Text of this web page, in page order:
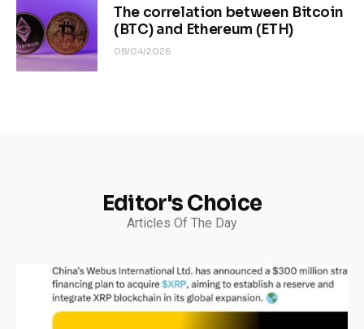
The correlation between Bitcoin
(BTC) and Ethereum (ETH)
08/04/2026
Editor's Choice
Articles Of The Day